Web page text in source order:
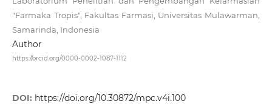
"Farmaka Tropis", Fakultas Farmasi, Universitas Mulawarman,
Samarinda, Indonesia
Author
https://orcid.org/0000-0002-1087-1112
DOI: https://doi.org/10.30872/mpc.v4i.100